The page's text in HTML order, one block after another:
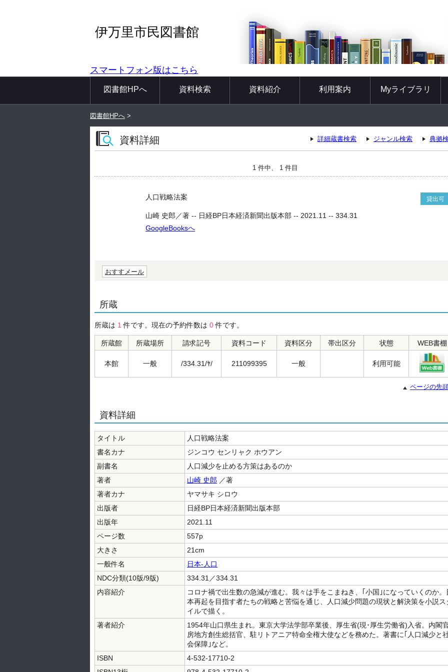
伊万里市民図書館
スマートフォン版はこちら
図書館HPへ 資料検索 資料紹介 利用案内 Myライブラリ
図書館HPへ >
資料詳細 詳細蔵書検索 ジャンル検索 典拠
1 件中、 1 件目
人口戦略法案 貸出可
山崎 史郎／著 -- 日経BP日本経済新聞出版本部 -- 2021.11 -- 334.31
GoogleBooksへ
おすすメール
所蔵
所蔵は 1 件です。現在の予約件数は 0件です。
所蔵館 所蔵場所 請求記号 資料コード 資料区分 帯出区分 状態 WEB書棚
本館 一般 /334.31/ﾔ/ 211099395 一般 利用可能
ページの先
資料詳細
タイトル
人口戦略法案
書名カナ
ジンコウ センリャク ホウアン
副書名
人口減少を止める方策はあるのか
著者
山崎 史郎 ／著
著者カナ
ヤマサキ シロウ
出版者
日経BP日本経済新聞出版本部
出版年
2021.11
ページ数
557p
大きさ
21cm
一般件名
日本-人口
NDC分類(10版/9版)
334.31／334.31
内容紹介
コロナ禍で出生数の急減が進む。我々は手をこまねき、｢小国｣になっていくのか。
本再起を目指す者たちの戦略と苦悩を通じ、人口減少問題の現状と解決策を小説ス
イルで描く。
著者紹介
1954年山口県生まれ。東京大学法学部卒業後、厚生省(現･厚生労働省)入省。内閣
房地方創生総括官、駐リトアニア特命全権大使などを務めた。著書に｢人口減少と
会保障｣など。
ISBN
4-532-17710-2